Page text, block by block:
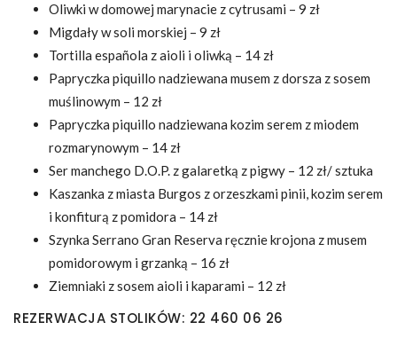
Oliwki w domowej marynacie z cytrusami – 9 zł
Migdały w soli morskiej – 9 zł
Tortilla española z aioli i oliwką – 14 zł
Papryczka piquillo nadziewana musem z dorsza z sosem
muślinowym – 12 zł
Papryczka piquillo nadziewana kozim serem z miodem
rozmarynowym – 14 zł
Ser manchego D.O.P. z galaretką z pigwy – 12 zł/ sztuka
Kaszanka z miasta Burgos z orzeszkami pinii, kozim serem
i konfiturą z pomidora – 14 zł
Szynka Serrano Gran Reserva ręcznie krojona z musem
pomidorowym i grzanką – 16 zł
Ziemniaki z sosem aioli i kaparami – 12 zł
REZERWACJA STOLIKÓW: 22 460 06 26